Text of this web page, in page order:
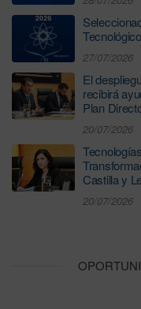
27/07/2026
El
recibirá
Plan
20/07/2026
Castilla y
20/07/2026